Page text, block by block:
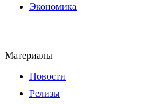
Экономика
Материалы
Новости
Релизы